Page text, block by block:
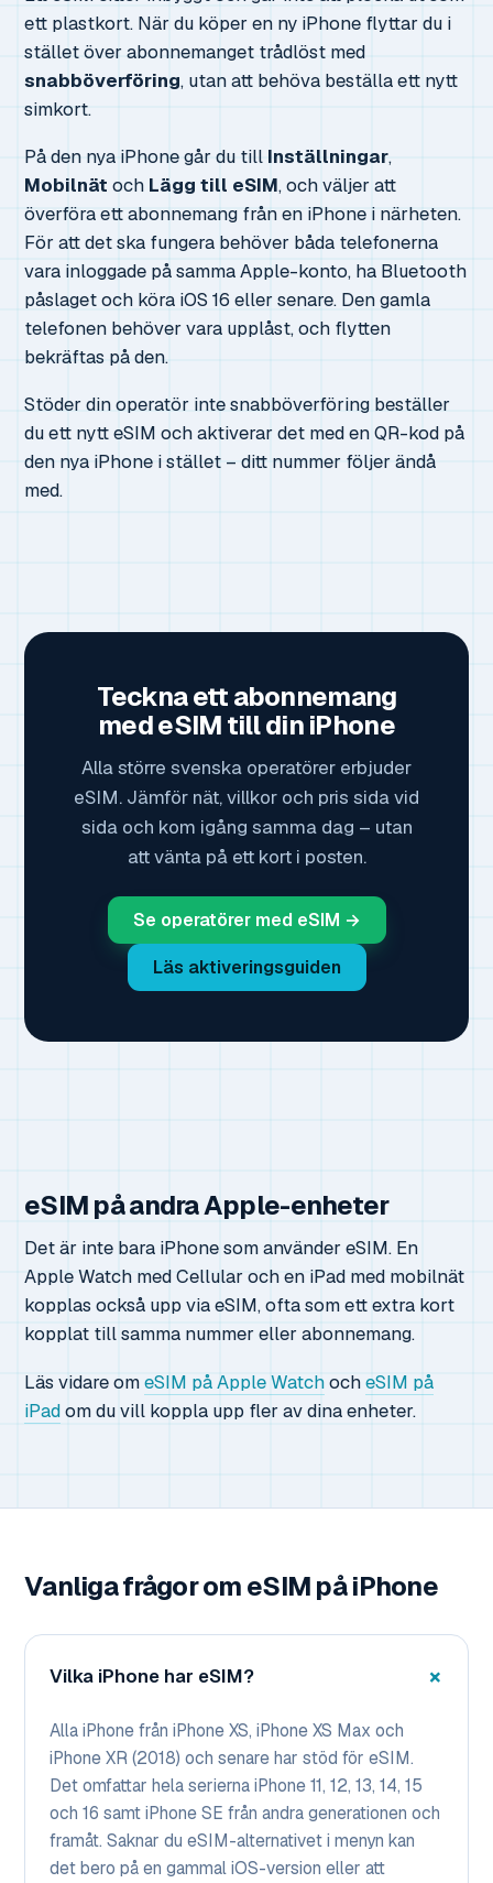
ett plastkort. När du köper en ny iPhone flyttar du i
stället över abonnemanget trådlöst med
snabböverföring, utan att behöva beställa ett nytt
simkort.
På den nya iPhone går du till Inställningar,
Mobilnät och Lägg till eSIM, och väljer att
överföra ett abonnemang från en iPhone i närheten.
För att det ska fungera behöver båda telefonerna
vara inloggade på samma Apple-konto, ha Bluetooth
påslaget och köra iOS 16 eller senare. Den gamla
telefonen behöver vara upplåst, och flytten
bekräftas på den.
Stöder din operatör inte snabböverföring beställer
du ett nytt eSIM och aktiverar det med en QR-kod på
den nya iPhone i stället – ditt nummer följer ändå
med.
Teckna ett abonnemang
med eSIM till din iPhone
Alla större svenska operatörer erbjuder
eSIM. Jämför nät, villkor och pris sida vid
sida och kom igång samma dag – utan
att vänta på ett kort i posten.
Se operatörer med eSIM →
Läs aktiveringsguiden
eSIM på andra Apple-enheter
Det är inte bara iPhone som använder eSIM. En
Apple Watch med Cellular och en iPad med mobilnät
kopplas också upp via eSIM, ofta som ett extra kort
kopplat till samma nummer eller abonnemang.
Läs vidare omeSIM på Apple WatchocheSIM på
iPadom du vill koppla upp fler av dina enheter.
Vanliga frågor om eSIM på iPhone
Vilka iPhone har eSIM?
Alla iPhone från iPhone XS, iPhone XS Max och
iPhone XR (2018) och senare har stöd för eSIM.
Det omfattar hela serierna iPhone 11, 12, 13, 14, 15
och 16 samt iPhone SE från andra generationen och
framåt. Saknar du eSIM-alternativet i menyn kan
det bero på en gammal iOS-version eller att